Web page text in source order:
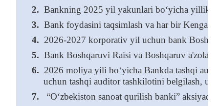
2. Bankning 2025 yil yakunlari bo‘yicha yillik
3. Bank foydasini taqsimlash va har bir
4. 2026-2027 korporativ yil uchun bank
5. Bank Boshqaruvi Raisi va Boshqaruv
6. 2026 moliya yili bo‘yicha Bankda tashqi
uchun tashqi auditor tashkilotini belgilash,
7.
“O‘zbekiston sanoat qurilish banki”